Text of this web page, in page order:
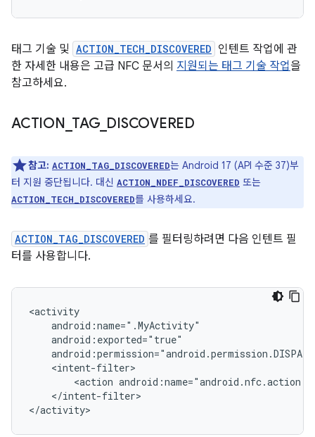
태그 기술 및 ACTION_TECH_DISCOVERED 인텐트 작업에 관
한 자세한 내용은 고급 NFC 문서의 지원되는 태그 기술 작업을
참고하세요.
ACTION TAG_ DISCOVERED
참고: ACTION_TAG_DISCOVERED는 Android 17 (API 수준 37)부
터 지원 중단됩니다. 대신 ACTION_NDEF_DISCOVERED 또는
ACTION_TECH_DISCOVERED를 사용하세요.
ACTION_TAG_DISCOVERED 를 필터링하려면 다음 인텐트 필
터를 사용합니다.
<action
</intent-filter>
</activity>